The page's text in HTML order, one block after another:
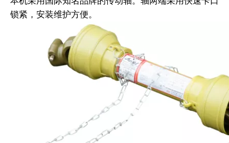
锁紧，安装维护方便。